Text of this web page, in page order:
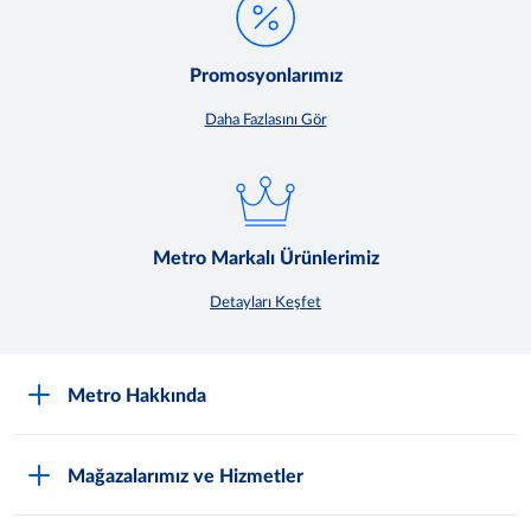
Promosyonlarımız
Daha Fazlasını Gör
Metro Markalı Ürünlerimiz
Detayları Keşfet
Metro Hakkında
Mağazalarımız ve Hizmetler